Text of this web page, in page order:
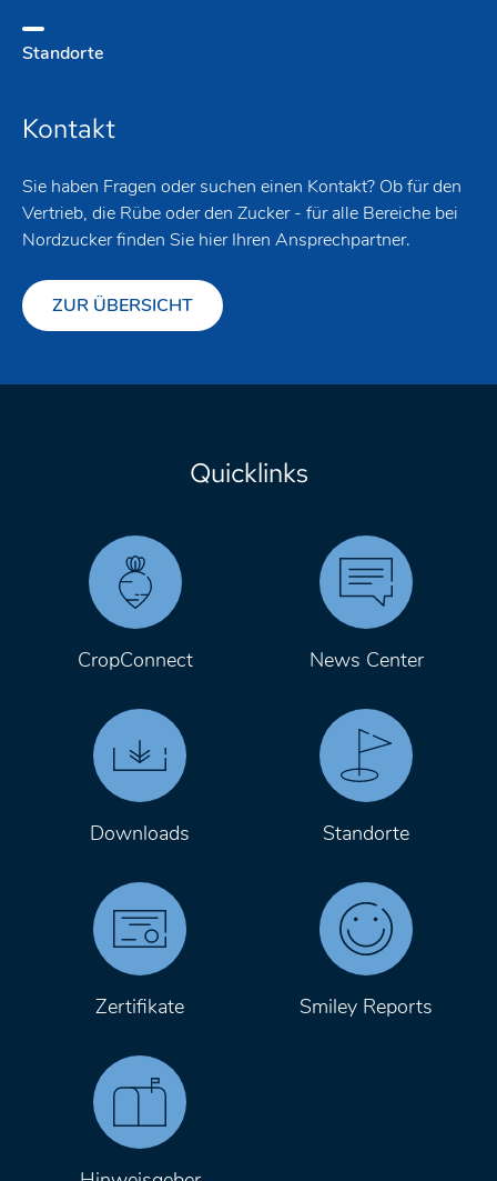
Standorte
Kontakt
Sie haben Fragen oder suchen einen Kontakt? Ob für den
Vertrieb, die Rübe oder den Zucker - für alle Bereiche bei
Nordzucker finden Sie hier Ihren Ansprechpartner.
ZUR ÜBERSICHT
Quicklinks
CropConnect News Center
Downloads Standorte
Zertifikate Smiley Reports